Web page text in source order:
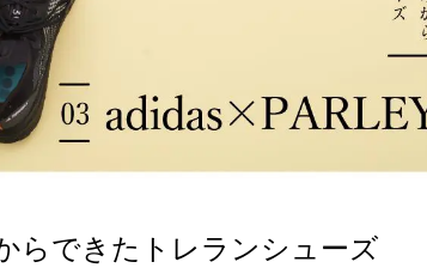
らできたトレランシューズ